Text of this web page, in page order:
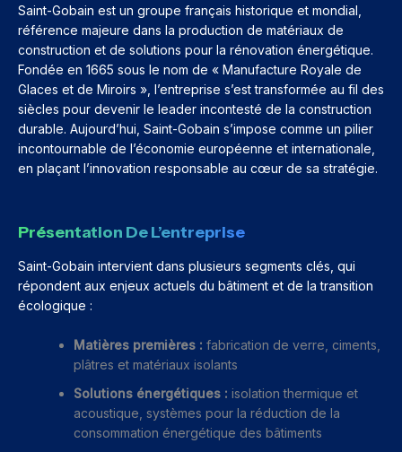
Saint-Gobain est un groupe français historique et mondial,
référence majeure dans la production de matériaux de
construction et de solutions pour la rénovation énergétique.
Fondée en 1665 sous le nom de « Manufacture Royale de
Glaces et de Miroirs », l’entreprise s’est transformée au fil des
siècles pour devenir le leader incontesté de la construction
durable. Aujourd’hui, Saint-Gobain s’impose comme un pilier
incontournable de l’économie européenne et internationale,
en plaçant l’innovation responsable au cœur de sa stratégie.
Présentation De L’entreprise
Saint-Gobain intervient dans plusieurs segments clés, qui
répondent aux enjeux actuels du bâtiment et de la transition
écologique :
Matières premières : fabrication de verre, ciments,
plâtres et matériaux isolants
Solutions énergétiques : isolation thermique et
acoustique, systèmes pour la réduction de la
consommation énergétique des bâtiments